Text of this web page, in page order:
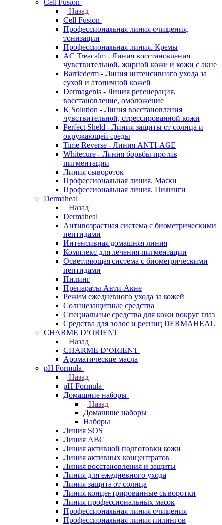
Cell Fusion
Назад
Cell Fusion
Профессиональная линия очищения,
тонизации
Профессиональная линия. Кремы
AC.Treacalm - Линия восстановления
чувствительной, жирной кожи и кожи с акне
Barriederm - Линия интенсивного ухода за
сухой и атопичной кожей
Dermagenis - Линия регенерация,
восстановление, омоложение
K Solution - Линия восстановления
чувствительной, стрессированной кожи
Perfect Sheld - Линия защиты от солнца и
окружающей среды
Time Reverse - Линия ANTI-AGE
Whitecure - Линия борьбы против
пигментации
Линия сывороток
Профессиональная линия. Маски
Профессиональная линия. Пилинги
Dermaheal
Назад
Dermaheal
Антивозрастная система с биометрическими
пептидами
Интенсивная домашняя линия
Комплекс для лечения пигментации
Осветляющая система с биометрическими
пептидами
Пилинг
Препараты Анти-Акне
Режим ежедневного ухода за кожей
Солнцезащитные средства
Специальные средства для кожи вокруг глаз
Средства для волос и ресниц DERMAHEAL
CHARME D’ORIENT
Назад
CHARME D’ORIENT
Ароматические масла
pH Formula
Назад
pH Formula
Домашние наборы
Назад
Домашние наборы
Наборы
Линия SOS
Линия АВС
Линия активной подготовки кожи
Линия активных концентратов
Линия восстановления и защиты
Линия для ежедневного ухода
Линия защита от солнца
Линия концентрированные сыворотки
Линия профессиональных масок
Профессиональная линия очищения
Профессиональная линия пилингов